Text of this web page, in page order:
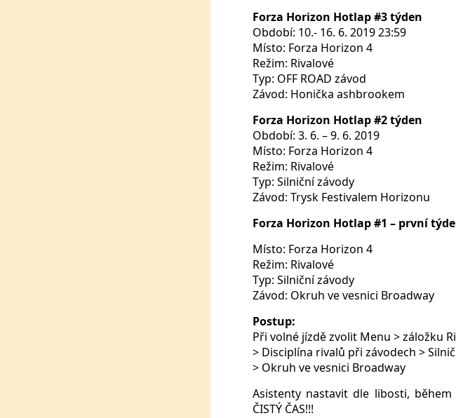
Forza Horizon Hotlap #3 týden
Období: 10.- 16. 6. 2019 23:59
Místo: Forza Horizon 4
Režim: Rivalové
Typ: OFF ROAD závod
Závod: Honička ashbrookem
Forza Horizon Hotlap #2 týden
Období: 3. 6. – 9. 6. 2019
Místo: Forza Horizon 4
Režim: Rivalové
Typ: Silniční závody
Závod: Trysk Festivalem Horizonu
Forza Horizon Hotlap #1 – první
Místo: Forza Horizon 4
Režim: Rivalové
Typ: Silniční závody
Závod: Okruh ve vesnici Broadway
Postup:
Při volné jízdě zvolit Menu > záložku
> Disciplína rivalů při závodech >
> Okruh ve vesnici Broadway
Asistenty nastavit dle libosti,
ČISTÝ ČAS!!!